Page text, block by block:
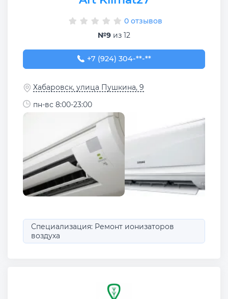
0 отзывов
№9 из 12
+7 (924) 304-40-32
+7 (924) 304-**-**
Хабаровск, улица Пушкина, 9
пн-вс 8:00-23:00
Специализация: Ремонт ионизаторов
воздуха